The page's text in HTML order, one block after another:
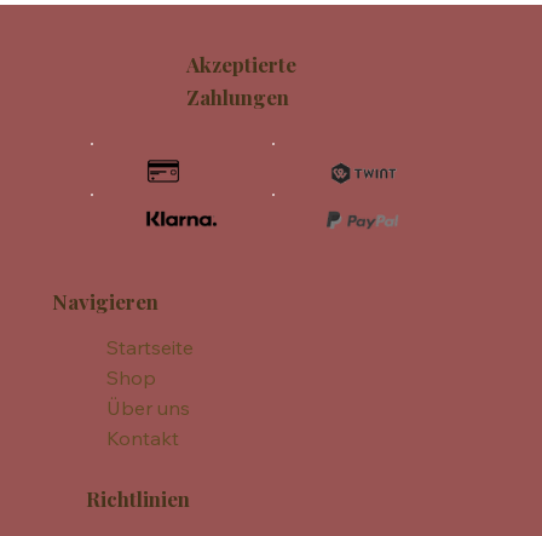
Navigieren
Startseite
Shop
Über uns
Kontakt
Richtlinien
Akzeptierte
Zahlungen